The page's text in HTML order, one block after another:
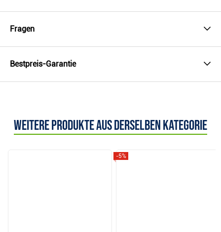
Fragen
Bestpreis-Garantie
Weitere Produkte aus derselben Kategorie
-5%